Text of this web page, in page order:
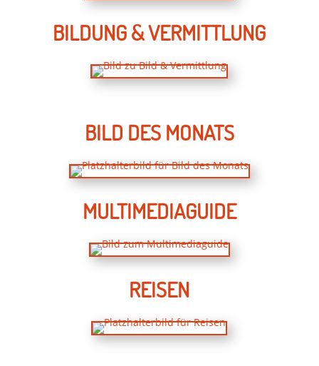
BILDUNG & VERMITTLUNG
BILD DES MONATS
MULTIMEDIAGUIDE
REISEN